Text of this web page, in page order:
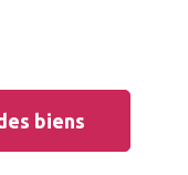
biens